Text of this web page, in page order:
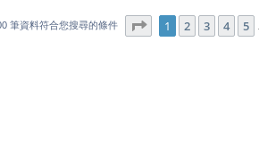
筆資料符合您搜尋的條件 1 頁 (共 20頁)
1 2 3 4 5